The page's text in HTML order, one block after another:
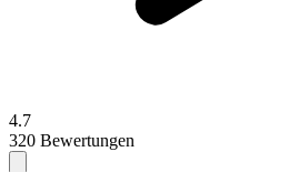
4.7
320 Bewertungen